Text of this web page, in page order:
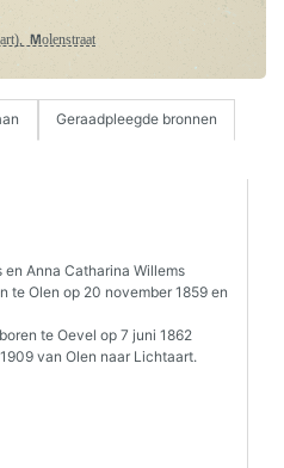
Molenstraat
Geraadpleegde bronnen
Anna Catharina Willems
te Olen op 20 november 1859 en
te Oevel op 7 juni 1862
van Olen naar Lichtaart.